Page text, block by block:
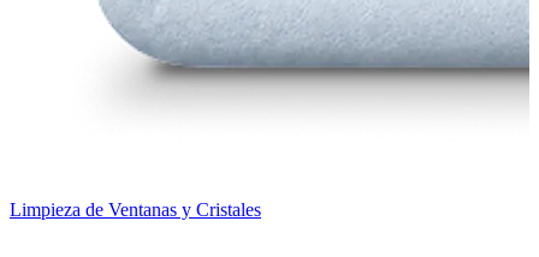
Limpieza de Ventanas y Cristales